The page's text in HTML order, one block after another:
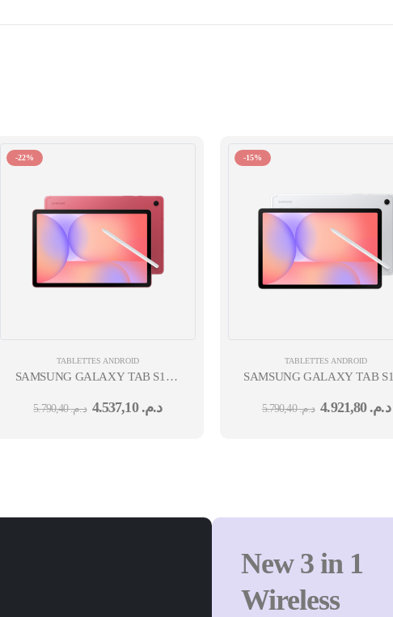
-22%
TABLETTES ANDROID
SAMSUNG GALAXY TAB S10 LITE 10,9'' EXYNOS-
DS CAM AV 5MPX CAM AR 8MPX ROUGE 12M
د.م.5.790,40 د.م. 4.537,10
-15%
TABLETTES ANDROID
SAMSUNG GALAXY TAB
DS CAM AV 5MPX CAM
د.م.5.790,40 د.م. 4.921,80
New 3 in 1
Wireless